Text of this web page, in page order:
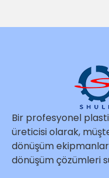
Bir profesyonel
üreticisi olarak,
dönüşüm
dönüşüm çözümleri